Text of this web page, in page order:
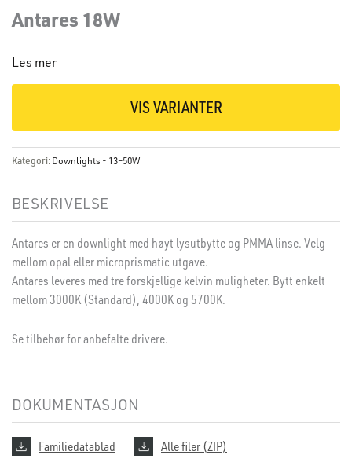
Antares 18W
Les mer
VIS VARIANTER
Kategori: Downlights - 13–50W
BESKRIVELSE
Antares er en downlight med høyt lysutbytte og PMMA linse. Velg
mellom opal eller microprismatic utgave.
Antares leveres med tre forskjellige kelvin muligheter. Bytt enkelt
mellom 3000K (Standard), 4000K og 5700K.
Se tilbehør for anbefalte drivere.
DOKUMENTASJON
Familiedatablad Alle filer (ZIP)